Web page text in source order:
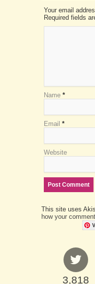
Your email
Required fields
Name *
Email *
Website
This site uses
how your
3,818